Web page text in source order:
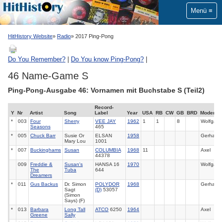
Menü
HitHistory Website Radio 2017 Ping-Pong
Do You Remember? Do You know Ping-Pong?
46 Name-Game S
Ping-Pong-Ausgabe 46: Vornamen mit Buchstabe S (Teil2)
Y Nr Artist Song
Record-
Label
Year USA RB CW GB BRD
*
003
Four
Seasons
Sherry
VEE JAY
465
1962 1 1 8 Wolfgang
* 005 Chuck Barr
Susie Or
Mary Lou
ELSAN
1001
1958 Gerhard
* 007 Buckinghams Susan
COLUMBIA
44378
1968 11 Axel
009
Freddie &
The
Dreamers
Susan's
Tuba
HANSA 16
644
1970 Wolfgang
* 011 Gus Backus
Dr. Simon
Sagt
(Simon
Says) (F)
POLYDOR
(D) 53057
1968 Gerhard
* 013
Barbara
Greene
Long Tall
Sally
ATCO 6250 1964 Axel